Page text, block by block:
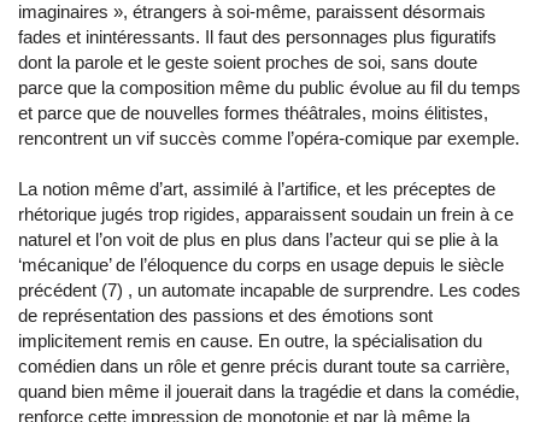
imaginaires », étrangers à soi-même, paraissent désormais
fades et inintéressants. Il faut des personnages plus figuratifs
dont la parole et le geste soient proches de soi, sans doute
parce que la composition même du public évolue au fil du temps
et parce que de nouvelles formes théâtrales, moins élitistes,
rencontrent un vif succès comme l’opéra-comique par exemple.
La notion même d’art, assimilé à l’artifice, et les préceptes de
rhétorique jugés trop rigides, apparaissent soudain un frein à ce
naturel et l’on voit de plus en plus dans l’acteur qui se plie à la
‘mécanique’ de l’éloquence du corps en usage depuis le siècle
précédent (7) , un automate incapable de surprendre. Les codes
de représentation des passions et des émotions sont
implicitement remis en cause. En outre, la spécialisation du
comédien dans un rôle et genre précis durant toute sa carrière,
quand bien même il jouerait dans la tragédie et dans la comédie,
renforce cette impression de monotonie et par là même la